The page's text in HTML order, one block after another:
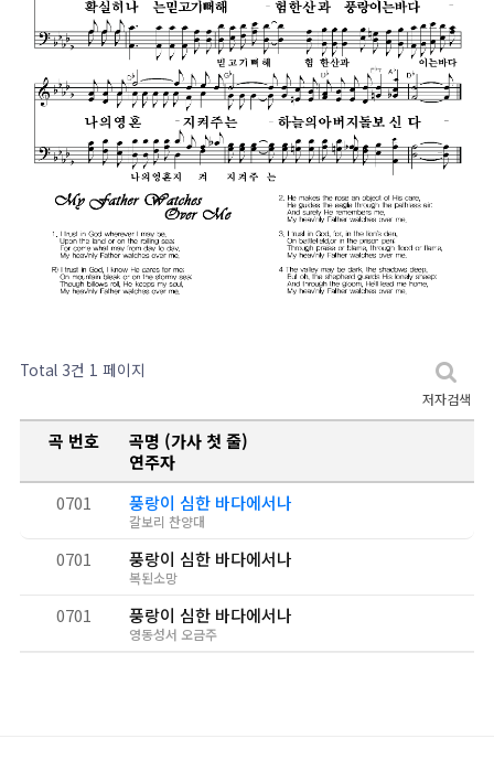
Total 3건 1 페이지
저자검색
곡 번호
곡명 (가사 첫 줄)
연주자
0701
풍랑이 심한 바다에서나
갈보리 찬양대
0701 풍랑이 심한 바다에서나
복된소망
0701 풍랑이 심한 바다에서나
영동성서 오금주